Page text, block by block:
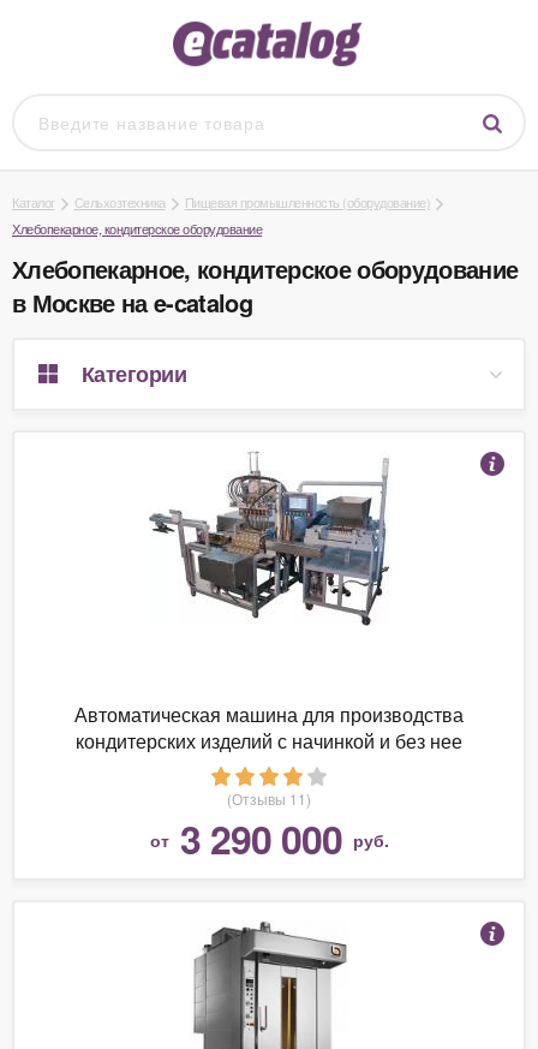
Каталог Сельхозтехника
Пищевая промышленность (оборудование)
Хлебопекарное, кондитерское оборудование
Хлебопекарное, кондитерское оборудование
в Москве на e-catalog
Категории
Автоматическая машина для производства
кондитерских изделий с начинкой и без нее
СтанГрадъ АЛПК-2
(Отзывы 11)
от 3 290 000 руб.